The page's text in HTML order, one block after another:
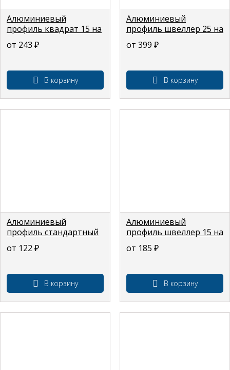
Алюминиевый
профиль квадрат 15 на
15 мм (толщина стенки
1,5 мм)
от 243 ₽
В корзину
Алюминиевый
профиль швеллер 25 на
25 на 25 мм (толщина
стенки 2)
от 399 ₽
В корзину
Алюминиевый
профиль стандартный
уголок 15 на 15 мм
(толщина стенки 1,5
от 122 ₽
В корзину
Алюминиевый
профиль швеллер 15 на
15 на 15 мм (толщина
стенки 1,5)
от 185 ₽
В корзину